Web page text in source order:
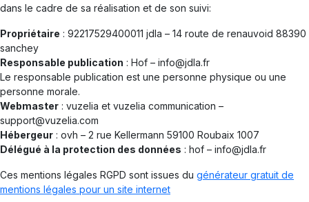
dans le cadre de sa réalisation et de son suivi:
Propriétaire : 92217529400011 jdla – 14 route de renauvoid 88390
sanchey
Responsable publication : Hof – info@jdla.fr
Le responsable publication est une personne physique ou une
personne morale.
Webmaster : vuzelia et vuzelia communication –
support@vuzelia.com
Hébergeur : ovh – 2 rue Kellermann 59100 Roubaix 1007
Délégué à la protection des données : hof – info@jdla.fr
Ces mentions légales RGPD sont issues du générateur gratuit de
mentions légales pour un site internet